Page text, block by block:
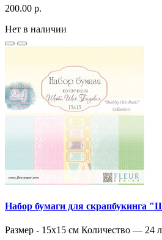
200.00 р.
Нет в наличии
Набор бумаги для скрапбукинга
Размер - 15х15 см Количество — 24